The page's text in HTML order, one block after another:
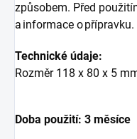
způsobem. Před
a informace o přípravku.
Technické údaje:
Rozměr 118 x 80 x 5
Doba použití: 3 měsíce